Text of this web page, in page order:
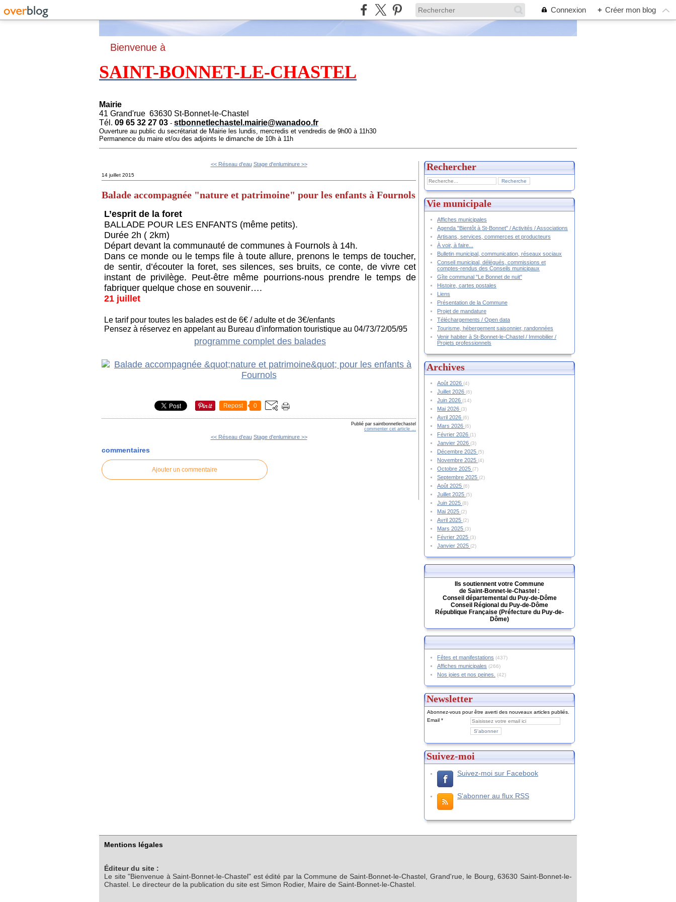
Connexion + Créer mon blog
Bienvenue à
SAINT-BONNET-LE-CHASTEL
Mairie
41 Grand'rue 63630 St-Bonnet-le-Chastel
Tél. 09 65 32 27 03 - stbonnetlechastel.mairie@wanadoo.fr
Ouverture au public du secrétariat de Mairie les lundis, mercredis et vendredis de 9h00 à 11h30
Permanence du maire et/ou des adjoints le dimanche de 10h à 11h
<< Réseau d'eau Stage d'enluminure >>
14 juillet 2015
Balade accompagnée "nature et patrimoine" pour les enfants à Fournols
L’esprit de la foret
BALLADE POUR LES ENFANTS (même petits).
Durée 2h ( 2km)
Départ devant la communauté de communes à Fournols à 14h.
Dans ce monde ou le temps file à toute allure, prenons le temps de toucher,
de sentir, d’écouter la foret, ses silences, ses bruits, ce conte, de vivre cet
instant de privilège. Peut-être même pourrions-nous prendre le temps de
fabriquer quelque chose en souvenir….
21 juillet
Le tarif pour toutes les balades est de 6€ / adulte et de 3€/enfants
Pensez à réservez en appelant au Bureau d'information touristique au 04/73/72/05/95
programme complet des balades
Repost 0
Publié par saintbonnetlechastel
commenter cet article …
<< Réseau d'eau Stage d'enluminure >>
commentaires
Ajouter un commentaire
Rechercher
Vie municipale
Affiches municipales
Agenda "Bientôt à St-Bonnet" / Activités / Associations
Artisans, services, commerces et producteurs
À voir, à faire...
Bulletin municipal, communication, réseaux sociaux
Conseil municipal, délégués, commissions et
comptes-rendus des Conseils municipaux
Gîte communal "Le Bonnet de nuit"
Histoire, cartes postales
Liens
Présentation de la Commune
Projet de mandature
Téléchargements / Open data
Tourisme, hébergement saisonnier, randonnées
Venir habiter à St-Bonnet-le-Chastel / Immobilier /
Projets professionnels
Archives
Août 2026 (4)
Juillet 2026 (6)
Juin 2026 (14)
Mai 2026 (3)
Avril 2026 (6)
Mars 2026 (6)
Février 2026 (1)
Janvier 2026 (3)
Décembre 2025 (5)
Novembre 2025 (4)
Octobre 2025 (7)
Septembre 2025 (2)
Août 2025 (6)
Juillet 2025 (5)
Juin 2025 (8)
Mai 2025 (2)
Avril 2025 (2)
Mars 2025 (3)
Février 2025 (3)
Janvier 2025 (2)
Ils soutiennent votre Commune
de Saint-Bonnet-le-Chastel :
Conseil départemental du Puy-de-Dôme
Conseil Régional du Puy-de-Dôme
République Française (Préfecture du Puy-de-
Dôme)
Fêtes et manifestations (437)
Affiches municipales (266)
Nos joies et nos peines. (42)
Newsletter
Abonnez-vous pour être averti des nouveaux articles publiés.
Email
Suivez-moi
Suivez-moi sur Facebook
S'abonner au flux RSS
Mentions légales
Éditeur du site :
Le site "Bienvenue à Saint-Bonnet-le-Chastel" est édité par la Commune de Saint-Bonnet-le-Chastel, Grand'rue, le Bourg, 63630 Saint-Bonnet-le-
Chastel. Le directeur de la publication du site est Simon Rodier, Maire de Saint-Bonnet-le-Chastel.